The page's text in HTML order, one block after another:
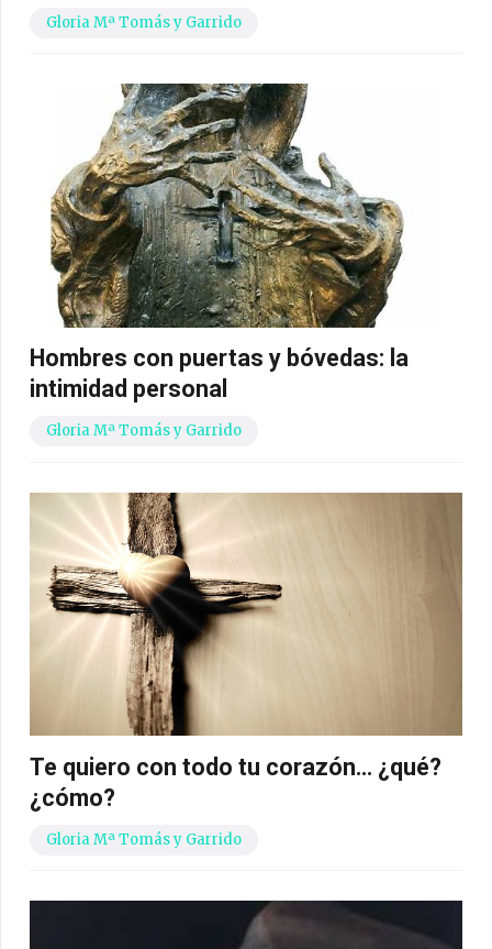
Gloria Mª Tomás y Garrido
Hombres con puertas y bóvedas: la
intimidad personal
Gloria Mª Tomás y Garrido
Te quiero con todo tu corazón… ¿qué?
¿cómo?
Gloria Mª Tomás y Garrido